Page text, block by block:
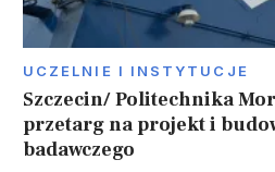
UCZELNIE I INSTYTUCJE
Szczecin/ Politechnika
przetarg na projekt i
badawczego